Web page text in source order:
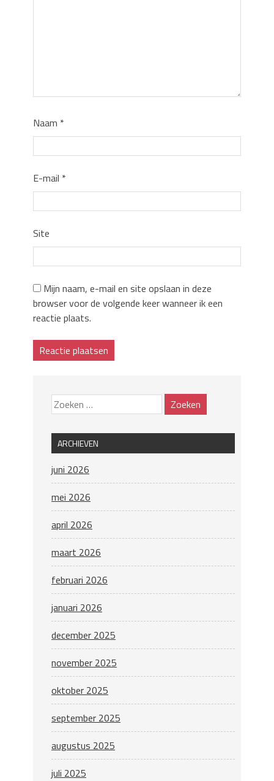
Naam *
E-mail *
Site
Mijn naam, e-mail en site opslaan in deze
browser voor de volgende keer wanneer ik een
reactie plaats.
ARCHIEVEN
juni 2026
mei 2026
april 2026
maart 2026
februari 2026
januari 2026
december 2025
november 2025
oktober 2025
september 2025
augustus 2025
juli 2025